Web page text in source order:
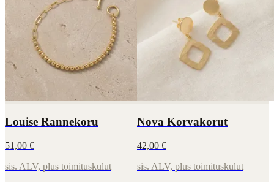
Louise Rannekoru
51,00 €
sis. ALV, plus toimituskulut
Nova Korvakorut
42,00 €
sis. ALV, plus toimituskulut